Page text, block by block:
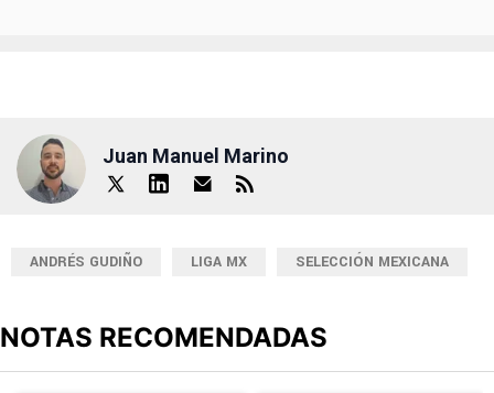
Juan Manuel Marino
ANDRÉS GUDIÑO LIGA MX SELECCIÓN MEXICANA
NOTAS RECOMENDADAS